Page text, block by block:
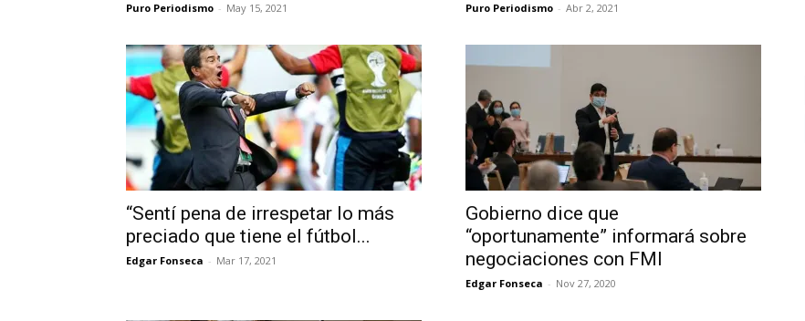
Puro Periodismo - May 15, 2021 Puro Periodismo - Abr 2, 2021
“Sentí pena de irrespetar lo más
preciado que tiene el fútbol...
Edgar Fonseca - Mar 17, 2021
Gobierno dice que
“oportunamente” informará sobre
negociaciones con FMI
Edgar Fonseca - Nov 27, 2020